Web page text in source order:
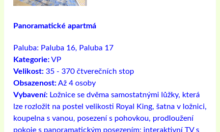
Panoramatické apartmá
Paluba: Paluba 16, Paluba 17
Kategorie:VP
Velikost: 35 - 370 čtverečních stop
Obsazenost:Až 4 osoby
Vybavení: Ložnice se dvěma samostatnými lůžky, která
lze rozložit na postel velikosti Royal King, šatna v ložnici,
koupelna s vanou, posezení s pohovkou, prodloužení
pokoje s panoramatickým posezením; interaktivní TV s